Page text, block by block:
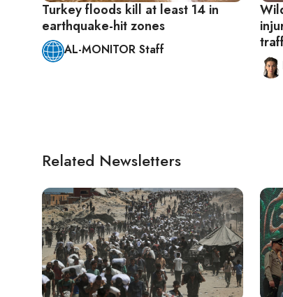
Turkey floods kill at least 14 in
earthquake-hit zones
AL-MONITOR Staff
Related Newsletters